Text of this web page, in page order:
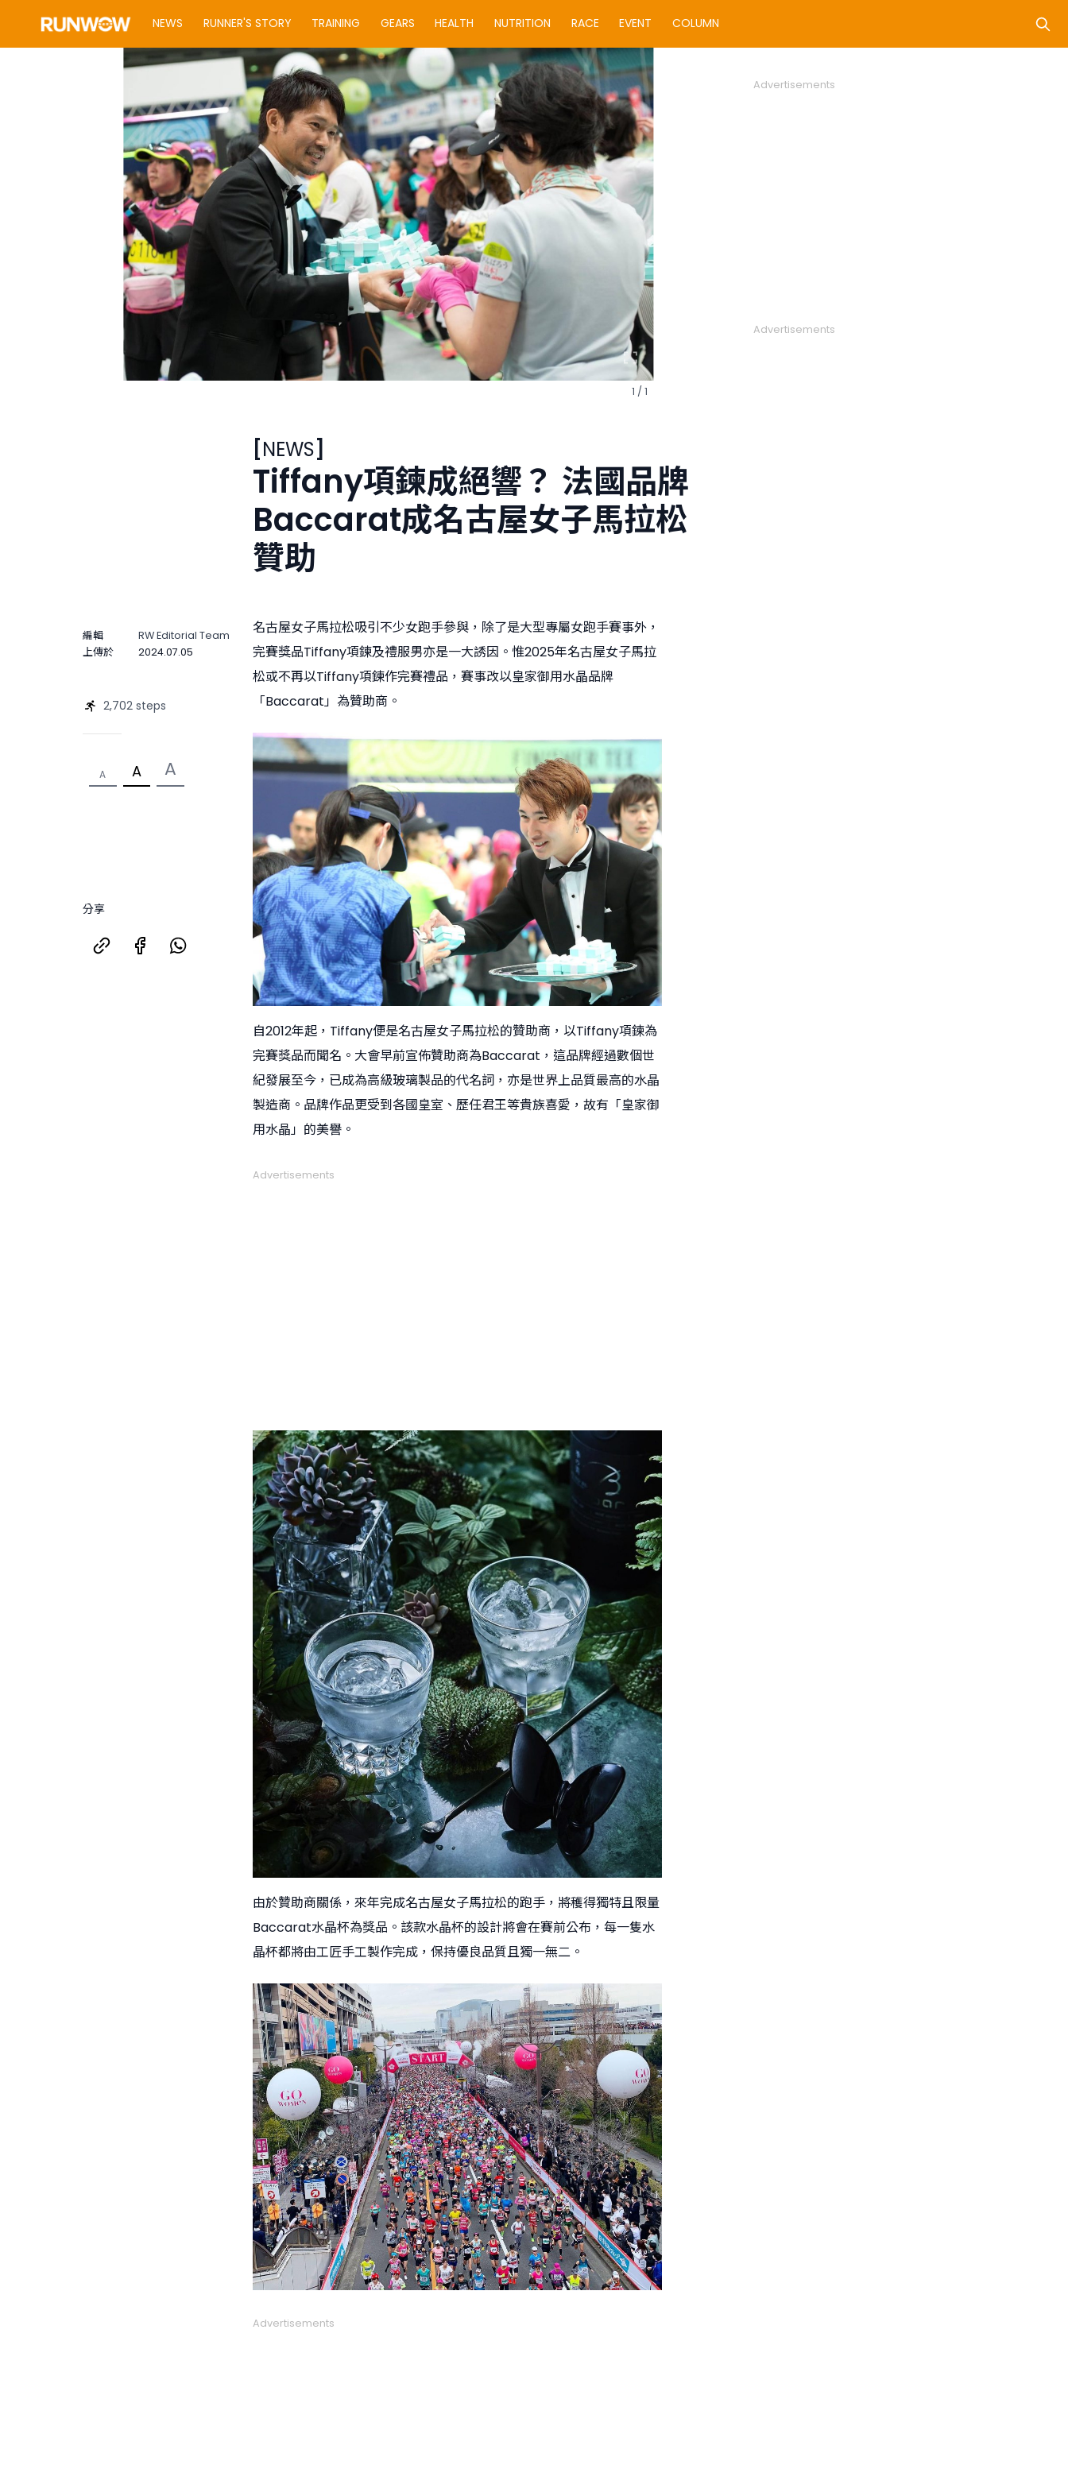
NEWS RUNNER'S STORY TRAINING GEARS HEALTH NUTRITION RACE EVENT COLUMN
1 / 1
NEWS
Tiffany項鍊成絕響？ 法國品牌
Baccarat成名古屋女子馬拉松
贊助
編輯
RW Editorial Team
上傳於
2024.07.05
2,702 steps
A A A
分享
名古屋女子馬拉松吸引不少女跑手參與，除了是大型專屬女跑手賽事外，
完賽獎品Tiffany項鍊及禮服男亦是一大誘因。惟2025年名古屋女子馬拉
松或不再以Tiffany項鍊作完賽禮品，賽事改以皇家御用水晶品牌
「Baccarat」為贊助商。
自2012年起，Tiffany便是名古屋女子馬拉松的贊助商，以Tiffany項鍊為
完賽獎品而聞名。大會早前宣佈贊助商為Baccarat，這品牌經過數個世
紀發展至今，已成為高級玻璃製品的代名詞，亦是世界上品質最高的水晶
製造商。品牌作品更受到各國皇室、歷任君王等貴族喜愛，故有「皇家御
用水晶」的美譽。
Advertisements
由於贊助商關係，來年完成名古屋女子馬拉松的跑手，將穫得獨特且限量
Baccarat水晶杯為獎品。該款水晶杯的設計將會在賽前公布，每一隻水
晶杯都將由工匠手工製作完成，保持優良品質且獨一無二。
Advertisements
Advertisements
Advertisements